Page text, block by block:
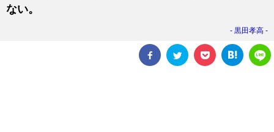
ない。
黒田孝高